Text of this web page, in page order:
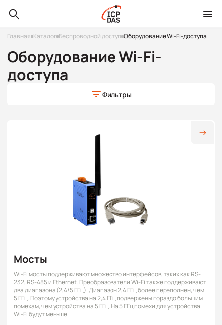
Главная Каталог Беспроводной доступ Оборудование Wi-Fi-доступа
Оборудование Wi-Fi-
доступа
Фильтры
Мосты
Wi-Fi мосты поддерживают множество интерфейсов, таких как RS-
232, RS-485 и Ethernet. Преобразователи Wi-Fi также поддерживают
два диапазона (2,4/5 ГГц). Диапазон 2,4 ГГц более переполнен, чем
5 ГГц. Поэтому устройства на 2,4 ГГц подвержены гораздо большим
помехам, чем устройства на 5 ГГц. На 5 ГГц помехи для устройства
Wi-Fi будут меньше.